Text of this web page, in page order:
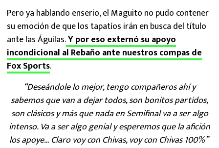
Pero ya hablando enserio, el Maguito no pudo contener
su emoción de que los tapatíos irán en busca del título
ante las Águilas.Y por eso externó su apoyo
incondicional al Rebaño ante nuestros compas de
Fox Sports.
“Deseándole lo mejor, tengo compañeros ahí y
sabemos que van a dejar todos, son bonitos partidos,
son clásicos y más que nada en Semifinal va a ser algo
intenso. Va a ser algo genial y esperemos que la afición
los apoye… Claro voy con Chivas, voy con Chivas 100%”